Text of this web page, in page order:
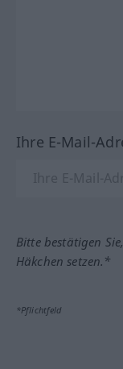
Ihre E-Mail-
Bitte bestätigen
Häkchen setzen.*
*Pflichtfeld